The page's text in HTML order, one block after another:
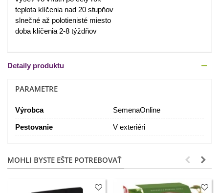
teplota klíčenia nad 20 stupňov
slnečné až polotienisté miesto
doba klíčenia 2-8 týždňov
Detaily produktu
PARAMETRE
Výrobca SemenaOnline
Pestovanie V exteriéri
MOHLI BYSTE EŠTE POTREBOVAŤ